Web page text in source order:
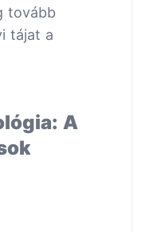
tovább
tájat a
A